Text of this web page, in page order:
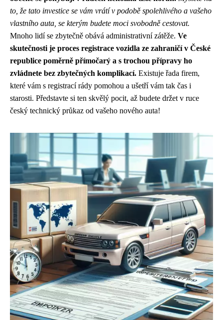
to, že tato investice se vám vrátí v podobě spolehlivého a vašeho
vlastního auta, se kterým budete moci svobodně cestovat.
Mnoho lidí se zbytečně obává administrativní zátěže. Ve
skutečnosti je proces registrace vozidla ze zahraničí v České
republice poměrně přímočarý a s trochou přípravy ho
zvládnete bez zbytečných komplikací. Existuje řada firem,
které vám s registrací rády pomohou a ušetří vám tak čas i
starosti. Představte si ten skvělý pocit, až budete držet v ruce
český technický průkaz od vašeho nového auta!